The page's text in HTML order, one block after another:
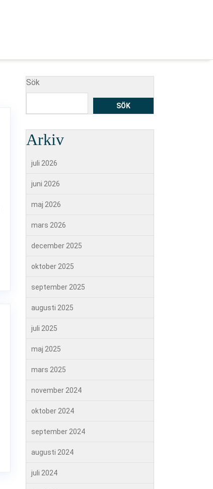
Sök
SÖK
Arkiv
juli 2026
juni 2026
maj 2026
mars 2026
december 2025
oktober 2025
september 2025
augusti 2025
juli 2025
maj 2025
mars 2025
november 2024
oktober 2024
september 2024
augusti 2024
juli 2024